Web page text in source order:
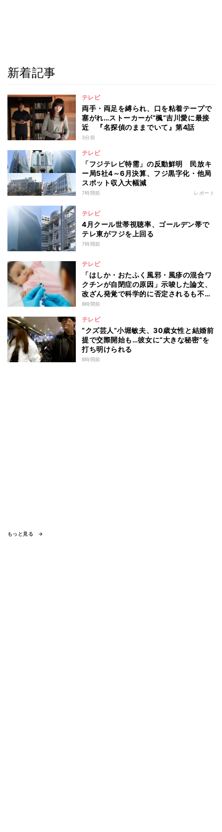
新着記事
テレビ
両手・両足を縛られ、口を粘着テープで
塞がれ…ストーカーが“楓”吉川愛に最接
近 『名探偵のままでいて』第4話
3分前
テレビ
「フジテレビ特需」の反動鮮明 民放キ
ー局5社4～6月決算、フジ黒字化・他局
スポット収入大幅減
7時間前 レポート
テレビ
4月クール世帯視聴率、ゴールデン帯で
テレ東がフジを上回る
7時間前
テレビ
「はしか・おたふく風邪・風疹の混合ワ
クチンが自閉症の原因」示唆した論文、
改ざん発覚で科学的に否定されるも不安
消えず…科学者たちの反証はなぜ届かな
8時間前
テレビ
“クズ芸人”小堀敏夫、30歳女性と結婚前
提で交際開始も…彼女に“大きな秘密”を
打ち明けられる
8時間前
もっと見る